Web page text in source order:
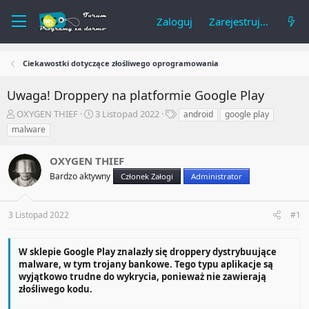
Zaloguj Zarejestruj się
Ciekawostki dotyczące złośliwego oprogramowania
Uwaga! Droppery na platformie Google Play
A
u
t
r
t
e
m
a
OXYGEN THIEF
R
o
c
ę
3 Listopad 2022
Tandroid
google play
malware
OXYGEN THIEF
Bardzo aktywny Członek Załogi Administrator
3 Listopad 2022 #1
W sklepie Google Play znalazły się droppery dystrybuujące
malware, w tym trojany bankowe. Tego typu aplikacje są
wyjątkowo trudne do wykrycia, ponieważ nie zawierają
złośliwego kodu.